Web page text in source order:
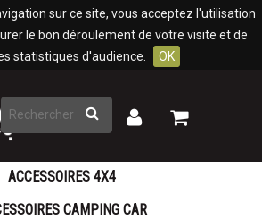
sur ce site, vous acceptez l'utilisation
le bon déroulement de votre visite et de
statistiques d'audience.
OK
Rechercher
Mon
Mon
ACCESSOIRES 4X4
CAMPING CAR